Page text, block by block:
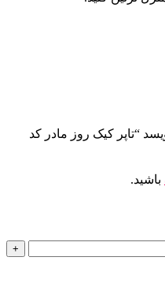
“تاپر کیک روز مادر کد
باشید.